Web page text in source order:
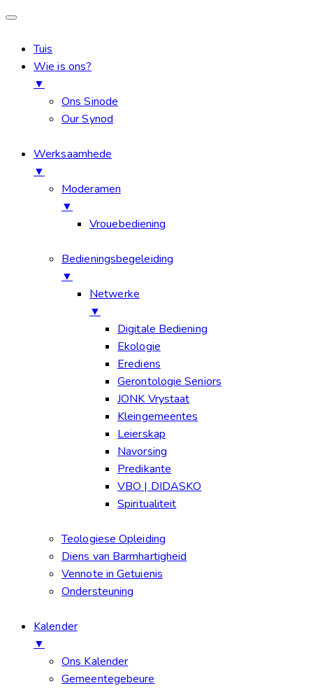
Tuis
Wie is ons?
▼
Ons Sinode
Our Synod
Werksaamhede
▼
Moderamen
▼
Vrouebediening
Bedieningsbegeleiding
▼
Netwerke
▼
Digitale Bediening
Ekologie
Erediens
Gerontologie Seniors
JONK Vrystaat
Kleingemeentes
Leierskap
Navorsing
Predikante
VBO | DIDASKO
Spiritualiteit
Teologiese Opleiding
Diens van Barmhartigheid
Vennote in Getuienis
Ondersteuning
Kalender
▼
Ons Kalender
Gemeentegebeure